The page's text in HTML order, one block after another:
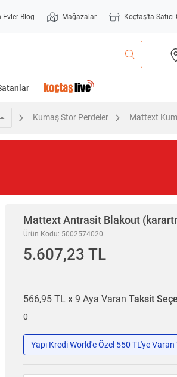
Evler Blog Mağazalar Koçtaş'ta Satıcı
Kumaş Stor Perdeler Mattext
MattextAntrasit Blakout
Ürün Kodu: 5002574020
5.607,23 TL
566,95 TL x 9 Aya Varan Taksit
0
Yapı Kredi World'e Özel 550 TL'ye